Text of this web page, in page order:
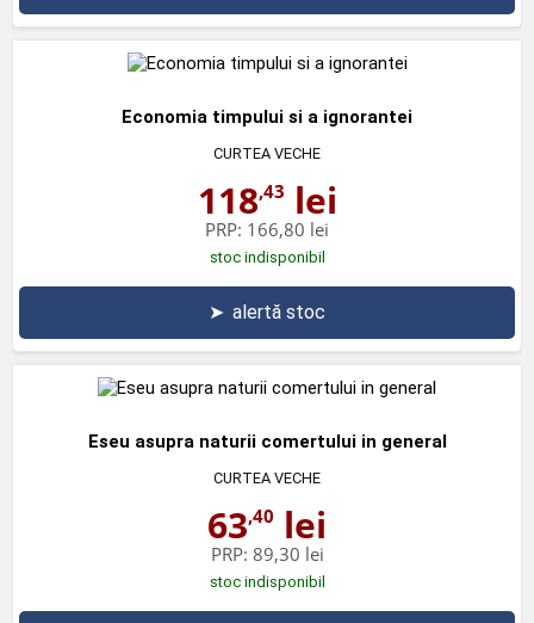
Economia timpului si a ignorantei
CURTEA VECHE
118,43 lei
PRP: 166,80 lei
stoc indisponibil
➤ alertă stoc
Eseu asupra naturii comertului in general
CURTEA VECHE
63,40 lei
PRP: 89,30 lei
stoc indisponibil